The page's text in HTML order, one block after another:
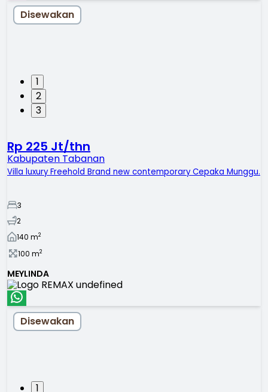
1
2
3
Disewakan
Rp 225 Jt/thn
Kabupaten Tabanan
Villa luxury Freehold Brand new contemporary Cepaka Munggu.
3
2
140 m2
100 m2
MEYLINDA
1
Disewakan